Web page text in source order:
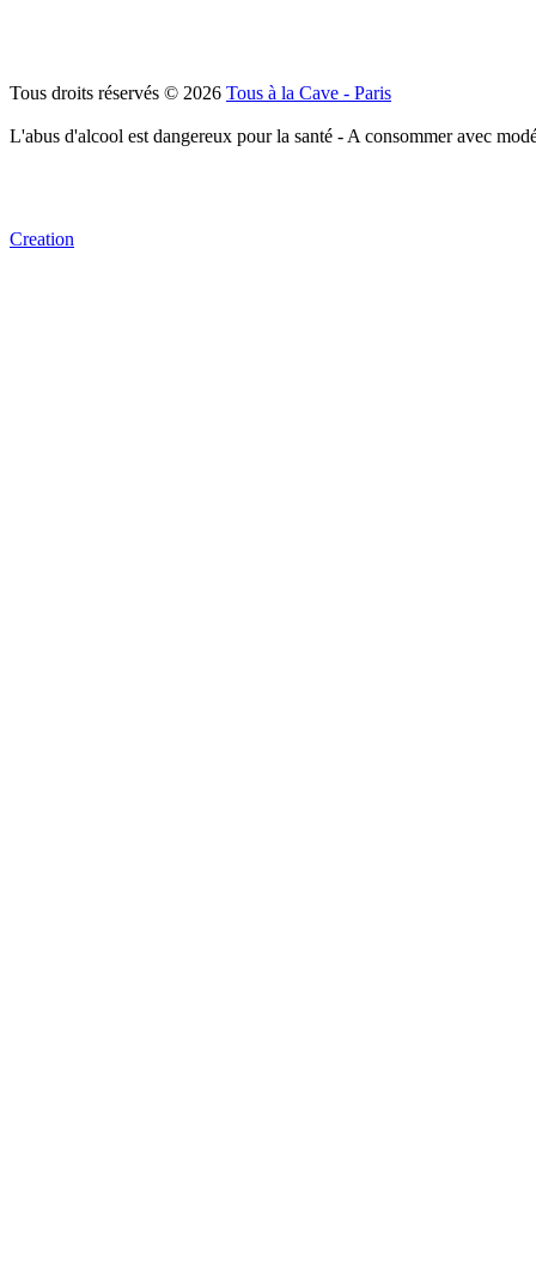
Tous droits réservés © 2026 Tous à la Cave - Paris
L'abus d'alcool est dangereux pour la santé - A consommer avec
Creation